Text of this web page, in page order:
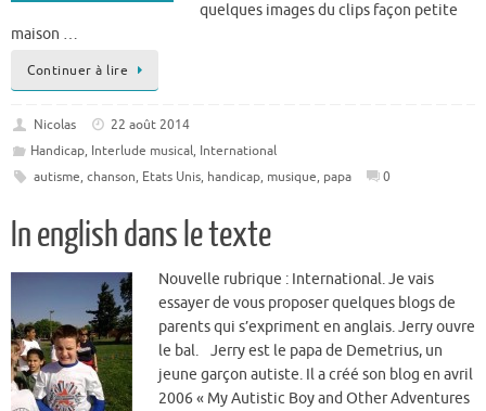
quelques images du clips façon petite
maison …
Continuer à lire
Nicolas
22 août 2014
Handicap, Interlude musical, International
autisme, chanson, Etats Unis, handicap, musique, papa 0
In english dans le texte
Nouvelle rubrique : International. Je vais
essayer de vous proposer quelques blogs de
parents qui s’expriment en anglais. Jerry ouvre
le bal. Jerry est le papa de Demetrius, un
jeune garçon autiste. Il a créé son blog en avril
2006 « My Autistic Boy and Other Adventures